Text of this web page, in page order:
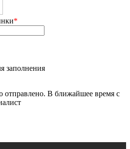
*
заполнения
В ближайшее время с